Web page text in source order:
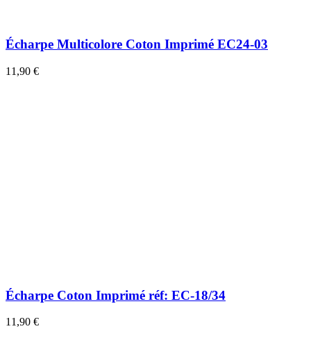
Écharpe Multicolore Coton Imprimé EC24-03
11,90 €
Écharpe Coton Imprimé réf: EC-18/34
11,90 €